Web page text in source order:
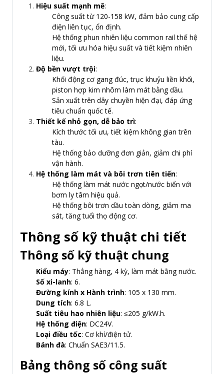
Hiệu suất mạnh mẽ:
Công suất từ 120-158 kW, đảm bảo cung cấp
điện liên tục, ổn định.
Hệ thống phun nhiên liệu common rail thế hệ
mới, tối ưu hóa hiệu suất và tiết kiệm nhiên
liệu.
Độ bền vượt trội:
Khối động cơ gang đúc, trục khuỷu liền khối,
piston hợp kim nhôm làm mát bằng dầu.
Sản xuất trên dây chuyền hiện đại, đáp ứng
tiêu chuẩn quốc tế.
Thiết kế nhỏ gọn, dễ bảo trì:
Kích thước tối ưu, tiết kiệm không gian trên
tàu.
Hệ thống bảo dưỡng đơn giản, giảm chi phí
vận hành.
Hệ thống làm mát và bôi trơn tiên tiến:
Hệ thống làm mát nước ngọt/nước biển với
bơm ly tâm hiệu quả.
Hệ thống bôi trơn dầu toàn dòng, giảm ma
sát, tăng tuổi thọ động cơ.
Thông số kỹ thuật chi tiết
Thông số kỹ thuật chung
Kiểu máy: Thẳng hàng, 4 kỳ, làm mát bằng nước.
Số xi-lanh: 6.
Đường kính x Hành trình: 105 x 130 mm.
Dung tích: 6.8 L.
Suất tiêu hao nhiên liệu: ≤205 g/kW.h.
Hệ thống điện: DC24V.
Loại điều tốc: Cơ khí/điện tử.
Bánh đà: Chuẩn SAE3/11.5.
Bảng thông số công suất